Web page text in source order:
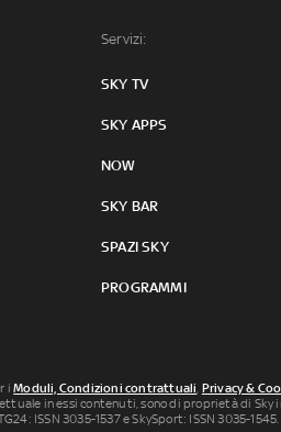
Servizi:
SKY TV
SKY APPS
NOW
SKY BAR
SPAZI SKY
PROGRAMMI
iModuli, Condizioni contrattuali, Privacy &
in essi contenuti, sono di proprietà di Sky
ISSN 3035-1537 e SkySport: ISSN 3035-1545.